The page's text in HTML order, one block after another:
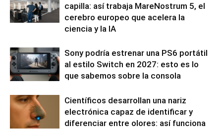
capilla: así trabaja MareNostrum 5, el
cerebro europeo que acelera la
ciencia y la IA
Sony podría estrenar una PS6 portátil
al estilo Switch en 2027: esto es lo
que sabemos sobre la consola
Científicos desarrollan una nariz
electrónica capaz de identificar y
diferenciar entre olores: así funciona